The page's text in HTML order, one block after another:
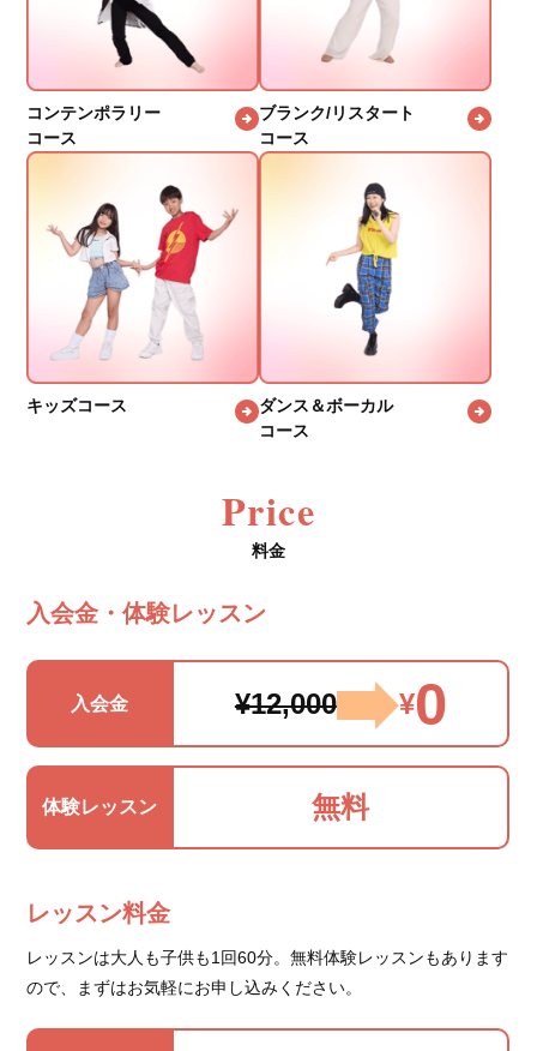
コンテンポラリー
コース
ブランク/リスタート
コース
キッズコース
ダンス＆ボーカル
コース
Price
料金
入会金・体験レッスン
入会金 ¥12,000 ¥0
体験レッスン 無料
レッスン料金
レッスンは大人も子供も1回60分。無料体験レッスンもあります
ので、まずはお気軽にお申し込みください。